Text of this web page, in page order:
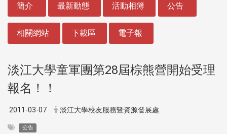
簡介 最新動態 活動相簿 公告
相關網站 下載區 電子報
淡江大學童軍團第28屆棕熊營開始受理
報名！！
2011-03-07 淡江大學校友服務暨資源發展處
公告